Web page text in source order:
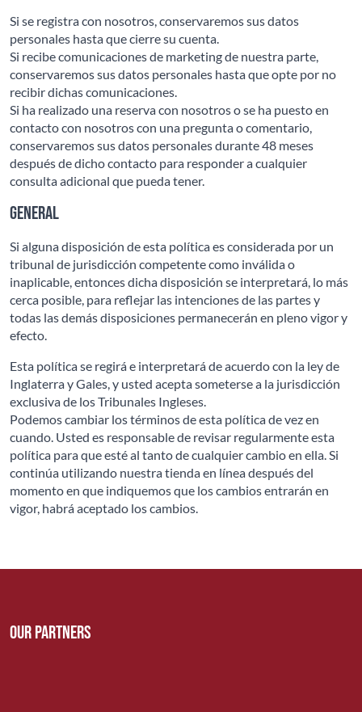
Si se registra con nosotros, conservaremos sus datos
personales hasta que cierre su cuenta.
Si recibe comunicaciones de marketing de nuestra parte,
conservaremos sus datos personales hasta que opte por no
recibir dichas comunicaciones.
Si ha realizado una reserva con nosotros o se ha puesto en
contacto con nosotros con una pregunta o comentario,
conservaremos sus datos personales durante 48 meses
después de dicho contacto para responder a cualquier
consulta adicional que pueda tener.
General
Si alguna disposición de esta política es considerada por un
tribunal de jurisdicción competente como inválida o
inaplicable, entonces dicha disposición se interpretará, lo más
cerca posible, para reflejar las intenciones de las partes y
todas las demás disposiciones permanecerán en pleno vigor y
efecto.
Esta política se regirá e interpretará de acuerdo con la ley de
Inglaterra y Gales, y usted acepta someterse a la jurisdicción
exclusiva de los Tribunales Ingleses.
Podemos cambiar los términos de esta política de vez en
cuando. Usted es responsable de revisar regularmente esta
política para que esté al tanto de cualquier cambio en ella. Si
continúa utilizando nuestra tienda en línea después del
momento en que indiquemos que los cambios entrarán en
vigor, habrá aceptado los cambios.
Our Partners